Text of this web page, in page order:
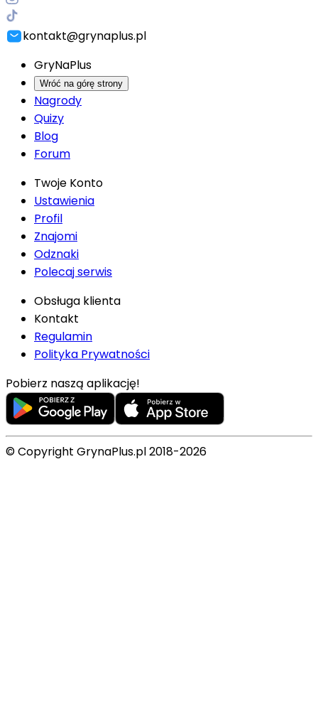
kontakt@grynaplus.pl
GryNaPlus
Wróć na górę strony
Nagrody
Quizy
Blog
Forum
Twoje Konto
Ustawienia
Profil
Znajomi
Odznaki
Polecaj serwis
Obsługa klienta
Kontakt
Regulamin
Polityka Prywatności
Pobierz naszą aplikację!
© Copyright GrynaPlus.pl 2018-2026